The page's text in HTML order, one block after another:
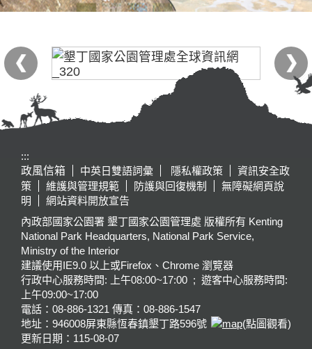
:::
政風信箱
中英日雙語詞彙 隱私權政策
資訊安全政
策
維護與管理規範 防護與回復機制
無障礙網頁說
明
網站資料開放宣告
內政部國家公園署 墾丁國家公園管理處 版權所有 Kenting
National Park Headquarters, National Park Service,
Ministry of the Interior
建議使用IE9.0 以上或Firefox、Chrome 瀏覽器
行政中心服務時間: 上午08:00~17:00 ; 遊客中心服務時間:
上午09:00~17:00
電話：08-886-1321 傳真：08-886-1547
地址：946008屏東縣恆春鎮墾丁路596號
(點圖觀看)
更新日期： 115-08-07